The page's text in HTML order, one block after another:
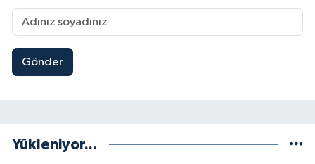
Gönder
Yükleniyor...